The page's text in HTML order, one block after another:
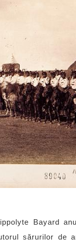
Bayard
sărurilor de